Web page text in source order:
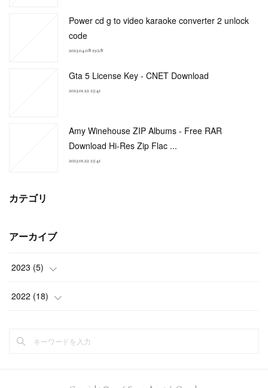
Power cd g to video karaoke converter 2 unlock
code
2023.04.08 19:28
Gta 5 License Key - CNET Download
2023.01.22 23:41
Amy Winehouse ZIP Albums - Free RAR
Download Hi-Res Zip Flac ...
2023.01.22 23:41
カテゴリ
アーカイブ
2023 (5)
(3)
2022 (18)